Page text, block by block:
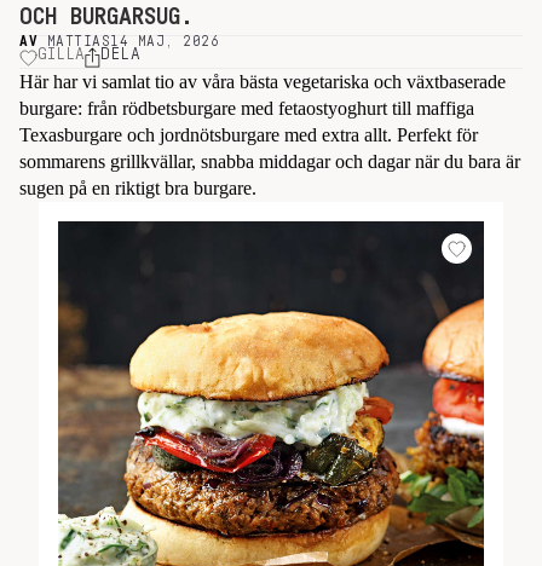
OCH BURGARSUG.
AV MATTIAS14 MAJ, 2026
GILLA DELA
Här har vi samlat tio av våra bästa vegetariska och växtbaserade
burgare: från rödbetsburgare med fetaostyoghurt till maffiga
Texasburgare och jordnötsburgare med extra allt. Perfekt för
sommarens grillkvällar, snabba middagar och dagar när du bara är
sugen på en riktigt bra burgare.